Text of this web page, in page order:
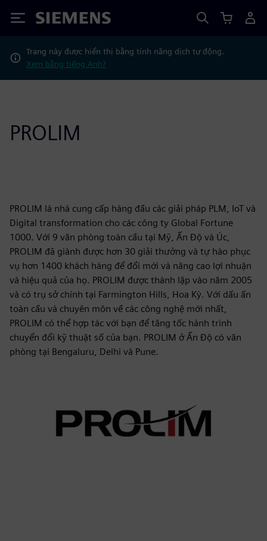
Siemens
Trang này được hiển thị bằng tính năng dịch tự động.
Xem bằng tiếng Anh?
PROLIM
PROLIM là nhà cung cấp hàng đầu các giải pháp PLM, IoT và
Digital transformation cho các công ty Global Fortune
1000. Với 9 văn phòng toàn cầu tại Mỹ, Ấn Độ và Úc,
PROLIM đã giành được hơn 30 giải thưởng và tự hào phục
vụ hơn 1400 khách hàng để đổi mới và nâng cao lợi nhuận
và hiệu quả của họ. PROLIM được thành lập vào năm 2005
và có trụ sở chính tại Farmington Hills, Hoa Kỳ. Với dấu ấn
toàn cầu và chuyên môn về các công nghệ mới nhất,
PROLIM có thể hợp tác với bạn để tăng tốc hành trình
chuyển đổi kỹ thuật số của bạn. PROLIM ở Ấn Độ có văn
phòng tại Bengaluru, Delhi và Pune.